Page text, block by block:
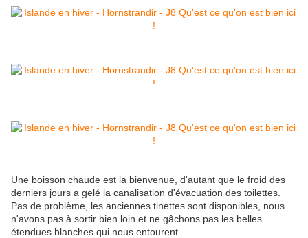
Une boisson chaude est la bienvenue, d'autant que le froid des
derniers jours a gelé la canalisation d'évacuation des toilettes.
Pas de problème, les anciennes tinettes sont disponibles, nous
n'avons pas à sortir bien loin et ne gâchons pas les belles
étendues blanches qui nous entourent.